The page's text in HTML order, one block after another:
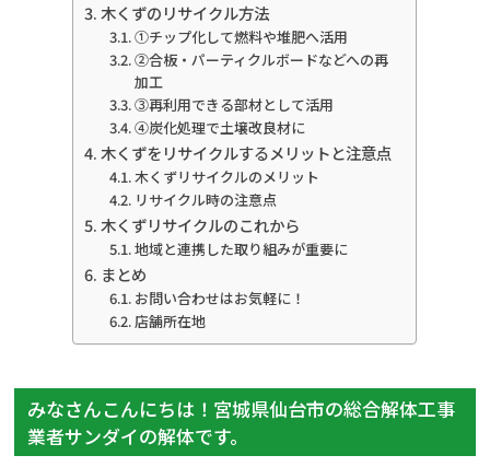
木くずのリサイクル方法
①チップ化して燃料や堆肥へ活用
②合板・パーティクルボードなどへの再
加工
③再利用できる部材として活用
④炭化処理で土壌改良材に
木くずをリサイクルするメリットと注意点
木くずリサイクルのメリット
リサイクル時の注意点
木くずリサイクルのこれから
地域と連携した取り組みが重要に
まとめ
お問い合わせはお気軽に！
店舗所在地
みなさんこんにちは！宮城県仙台市の総合解体工事
業者サンダイの解体です。